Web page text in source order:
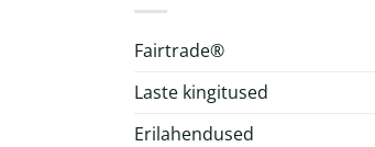
Fairtrade®
Laste kingitused
Erilahendused